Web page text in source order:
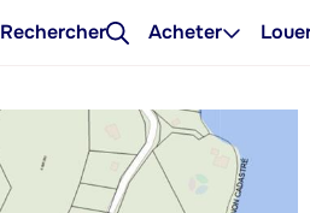
Rechercher Acheter